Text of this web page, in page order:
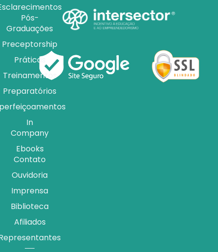
Pós-
Graduações
Preceptorship
Práticas
Treinamentos
Preparatórios
In
Company
Ebooks
Contato
Ouvidoria
Imprensa
Biblioteca
Afiliados